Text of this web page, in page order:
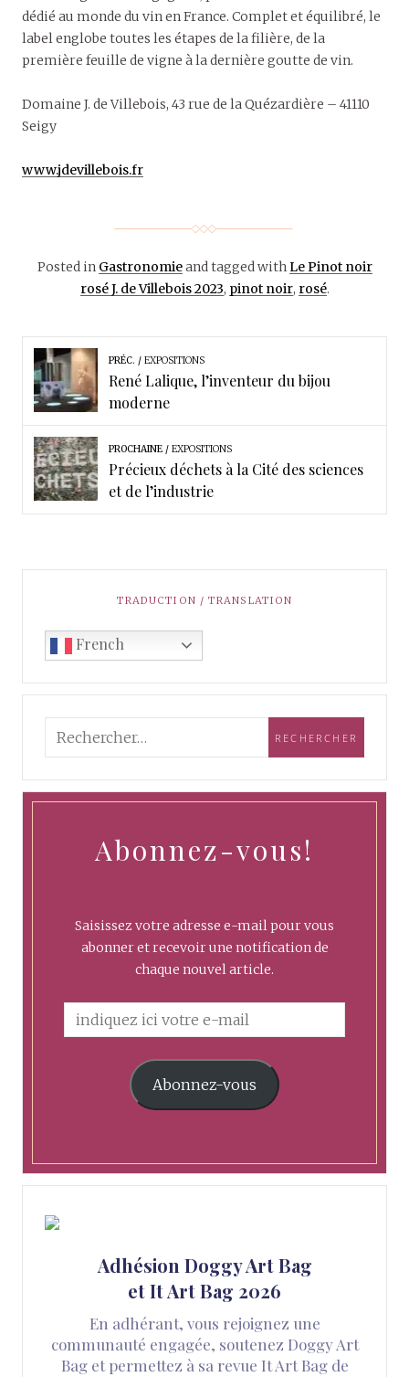
dédié au monde du vin en France. Complet et équilibré, le
label englobe toutes les étapes de la filière, de la
première feuille de vigne à la dernière goutte de vin.
Domaine J. de Villebois, 43 rue de la Quézardière – 41110
Seigy
www.jdevillebois.fr
Posted in Gastronomieand tagged withLe Pinot noir
rosé J. de Villebois 2023, pinot noir, rosé.
PRÉC. EXPOSITIONS
René Lalique, l’inventeur du bijou
moderne
PROCHAINE EXPOSITIONS
Précieux déchets à la Cité des sciences
et de l’industrie
TRADUCTION / TRANSLATION
French
Abonnez-vous!
Saisissez votre adresse e-mail pour vous
abonner et recevoir une notification de
chaque nouvel article.
Abonnez-vous
Adhésion Doggy Art Bag
et It Art Bag 2026
En adhérant, vous rejoignez une
communauté engagée, soutenez Doggy Art
Bag et permettez à sa revue It Art Bag de